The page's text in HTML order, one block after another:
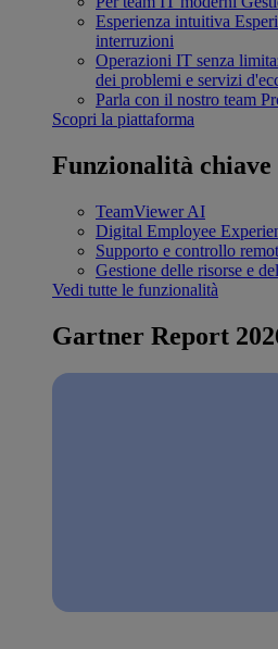
Esperienza intuitiva
interruzioni
Operazioni IT senza
dei problemi e servizi
Parla con il nostro team
Scopri la piattaforma
Funzionalità chiave
TeamViewer AI
Digital Employee
Supporto e controllo
Gestione delle risorse e
Vedi tutte le funzionalità
Gartner Report